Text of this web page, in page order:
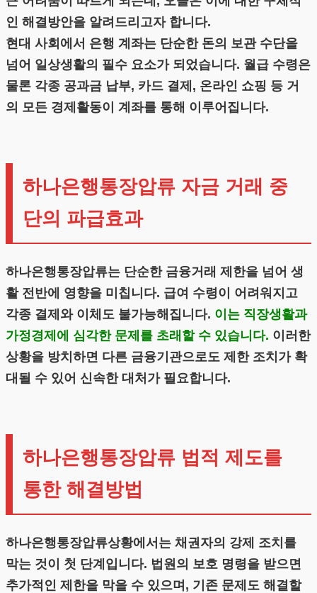
인 해결방안을 알려드리고자 합니다.
현대 사회에서 은행 계좌는 단순한 돈의 보관 수단을
넘어 일상생활의 필수 요소가 되었습니다. 월급 수령은
물론 각종 공과금 납부, 카드 결제, 온라인 쇼핑 등 거
의 모든 경제활동이 계좌를 통해 이루어집니다.
하나은행통장압류 자금 거래 중
단의 파급효과
하나은행통장압류는 단순한 금융거래 제한을 넘어 생
활 전반에 영향을 미칩니다. 급여 수령이 어려워지고
각종 결제와 이체도 불가능해집니다. 이는 직장생활과
가정경제에 심각한 문제를 초래할 수 있습니다. 이러한
상황을 방치하면 다른 금융기관으로도 제한 조치가 확
대될 수 있어 신속한 대처가 필요합니다.
하나은행통장압류 법적 제도를
통한 해결방법
하나은행통장압류상황에서는 채권자의 강제 조치를
막는 것이 첫 단계입니다. 법원의 보호 명령을 받으면
추가적인 제한을 막을 수 있으며, 기존 문제도 해결할